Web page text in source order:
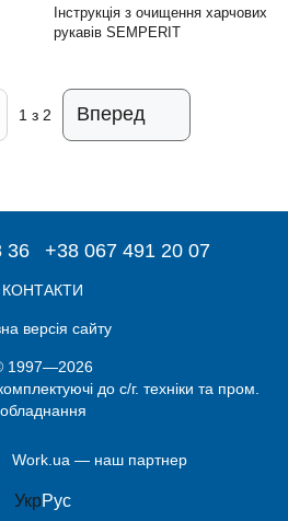
Інструкція з очищення харчових
рукавів SEMPERIT
1 з 2 Вперед
36 +38 067 491 20 07
КОНТАКТИ
версія сайту
1997—2026
до с/г. техніки та пром.
обладнання
Work.ua — наш партнер
УкрРус